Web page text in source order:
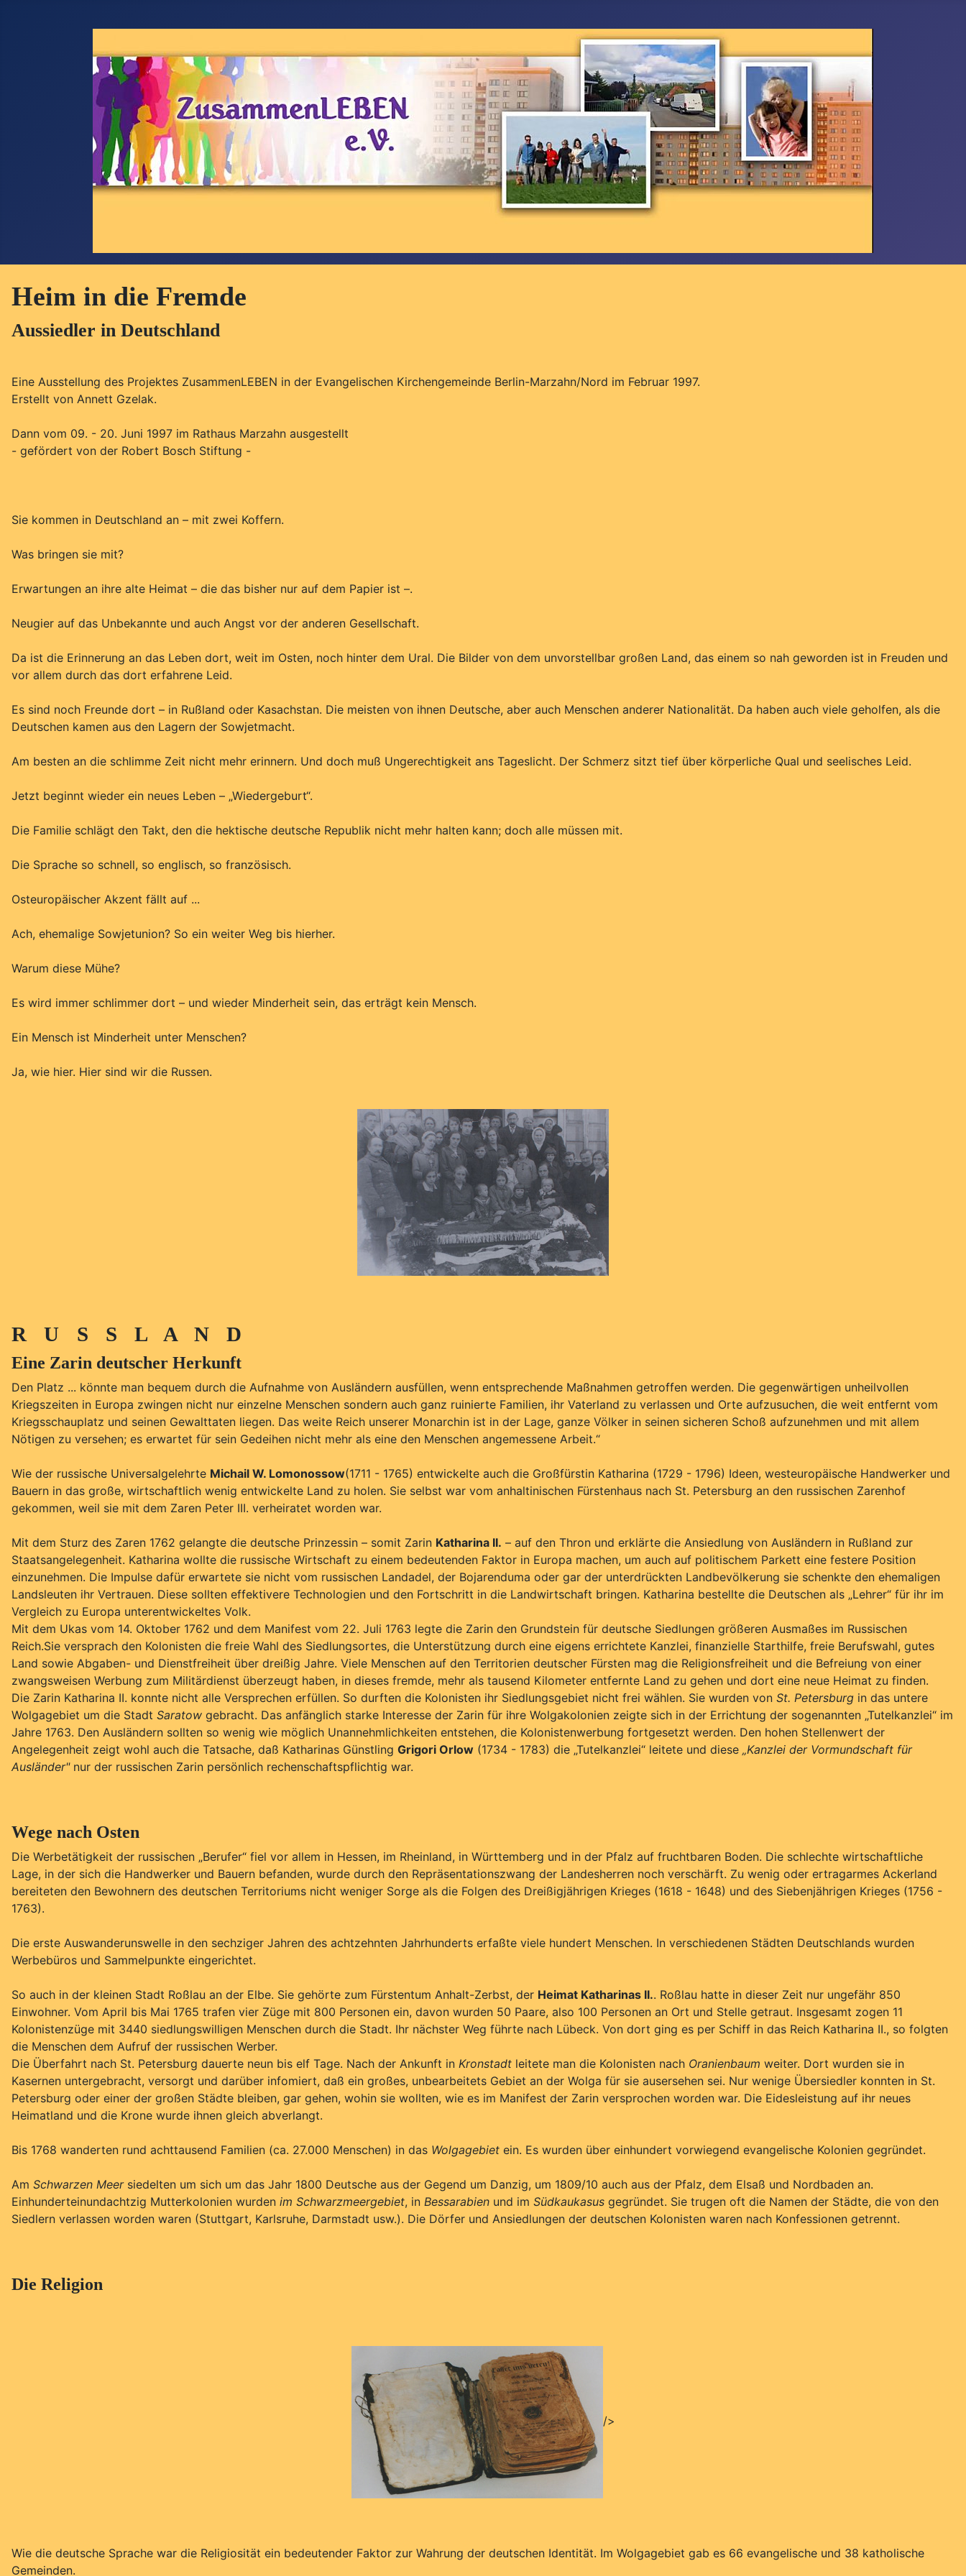
Heim in die Fremde
Aussiedler in Deutschland
Eine Ausstellung des Projektes ZusammenLEBEN in der Evangelischen Kirchengemeinde Berlin-Marzahn/Nord im Februar 1997.
Erstellt von Annett Gzelak.
Dann vom 09. - 20. Juni 1997 im Rathaus Marzahn ausgestellt
- gefördert von der Robert Bosch Stiftung -
Sie kommen in Deutschland an – mit zwei Koffern.
Was bringen sie mit?
Erwartungen an ihre alte Heimat – die das bisher nur auf dem Papier ist –.
Neugier auf das Unbekannte und auch Angst vor der anderen Gesellschaft.
Da ist die Erinnerung an das Leben dort, weit im Osten, noch hinter dem Ural. Die Bilder von dem unvorstellbar großen Land, das einem so nah geworden ist in Freuden und
vor allem durch das dort erfahrene Leid.
Es sind noch Freunde dort – in Rußland oder Kasachstan. Die meisten von ihnen Deutsche, aber auch Menschen anderer Nationalität. Da haben auch viele geholfen, als die
Deutschen kamen aus den Lagern der Sowjetmacht.
Am besten an die schlimme Zeit nicht mehr erinnern. Und doch muß Ungerechtigkeit ans Tageslicht. Der Schmerz sitzt tief über körperliche Qual und seelisches Leid.
Jetzt beginnt wieder ein neues Leben – „Wiedergeburt“.
Die Familie schlägt den Takt, den die hektische deutsche Republik nicht mehr halten kann; doch alle müssen mit.
Die Sprache so schnell, so englisch, so französisch.
Osteuropäischer Akzent fällt auf ...
Ach, ehemalige Sowjetunion? So ein weiter Weg bis hierher.
Warum diese Mühe?
Es wird immer schlimmer dort – und wieder Minderheit sein, das erträgt kein Mensch.
Ein Mensch ist Minderheit unter Menschen?
Ja, wie hier. Hier sind wir die Russen.
R U S S L A N D
Eine Zarin deutscher Herkunft
Den Platz ... könnte man bequem durch die Aufnahme von Ausländern ausfüllen, wenn entsprechende Maßnahmen getroffen werden. Die gegenwärtigen unheilvollen
Kriegszeiten in Europa zwingen nicht nur einzelne Menschen sondern auch ganz ruinierte Familien, ihr Vaterland zu verlassen und Orte aufzusuchen, die weit entfernt vom
Kriegsschauplatz und seinen Gewalttaten liegen. Das weite Reich unserer Monarchin ist in der Lage, ganze Völker in seinen sicheren Schoß aufzunehmen und mit allem
Nötigen zu versehen; es erwartet für sein Gedeihen nicht mehr als eine den Menschen angemessene Arbeit.“
Wie der russische Universalgelehrte Michail W. Lomonossow(1711 - 1765) entwickelte auch die Großfürstin Katharina (1729 - 1796) Ideen, westeuropäische Handwerker und
Bauern in das große, wirtschaftlich wenig entwickelte Land zu holen. Sie selbst war vom anhaltinischen Fürstenhaus nach St. Petersburg an den russischen Zarenhof
gekommen, weil sie mit dem Zaren Peter III. verheiratet worden war.
Mit dem Sturz des Zaren 1762 gelangte die deutsche Prinzessin – somit Zarin Katharina II. – auf den Thron und erklärte die Ansiedlung von Ausländern in Rußland zur
Staatsangelegenheit. Katharina wollte die russische Wirtschaft zu einem bedeutenden Faktor in Europa machen, um auch auf politischem Parkett eine festere Position
einzunehmen. Die Impulse dafür erwartete sie nicht vom russischen Landadel, der Bojarenduma oder gar der unterdrückten Landbevölkerung sie schenkte den ehemaligen
Landsleuten ihr Vertrauen. Diese sollten effektivere Technologien und den Fortschritt in die Landwirtschaft bringen. Katharina bestellte die Deutschen als „Lehrer“ für ihr im
Vergleich zu Europa unterentwickeltes Volk.
Mit dem Ukas vom 14. Oktober 1762 und dem Manifest vom 22. Juli 1763 legte die Zarin den Grundstein für deutsche Siedlungen größeren Ausmaßes im Russischen
Reich.Sie versprach den Kolonisten die freie Wahl des Siedlungsortes, die Unterstützung durch eine eigens errichtete Kanzlei, finanzielle Starthilfe, freie Berufswahl, gutes
Land sowie Abgaben- und Dienstfreiheit über dreißig Jahre. Viele Menschen auf den Territorien deutscher Fürsten mag die Religionsfreiheit und die Befreiung von einer
zwangsweisen Werbung zum Militärdienst überzeugt haben, in dieses fremde, mehr als tausend Kilometer entfernte Land zu gehen und dort eine neue Heimat zu finden.
Die Zarin Katharina II. konnte nicht alle Versprechen erfüllen. So durften die Kolonisten ihr Siedlungsgebiet nicht frei wählen. Sie wurden von St. Petersburg in das untere
Wolgagebiet um die Stadt Saratow gebracht. Das anfänglich starke Interesse der Zarin für ihre Wolgakolonien zeigte sich in der Errichtung der sogenannten „Tutelkanzlei“ im
Jahre 1763. Den Ausländern sollten so wenig wie möglich Unannehmlichkeiten entstehen, die Kolonistenwerbung fortgesetzt werden. Den hohen Stellenwert der
Angelegenheit zeigt wohl auch die Tatsache, daß Katharinas Günstling Grigori Orlow (1734 - 1783) die „Tutelkanzlei“ leitete und diese „Kanzlei der Vormundschaft für
Ausländer"nur der russischen Zarin persönlich rechenschaftspflichtig war.
Wege nach Osten
Die Werbetätigkeit der russischen „Berufer“ fiel vor allem in Hessen, im Rheinland, in Württemberg und in der Pfalz auf fruchtbaren Boden. Die schlechte wirtschaftliche
Lage, in der sich die Handwerker und Bauern befanden, wurde durch den Repräsentationszwang der Landesherren noch verschärft. Zu wenig oder ertragarmes Ackerland
bereiteten den Bewohnern des deutschen Territoriums nicht weniger Sorge als die Folgen des Dreißigjährigen Krieges (1618 - 1648) und des Siebenjährigen Krieges (1756 -
1763).
Die erste Auswanderunswelle in den sechziger Jahren des achtzehnten Jahrhunderts erfaßte viele hundert Menschen. In verschiedenen Städten Deutschlands wurden
Werbebüros und Sammelpunkte eingerichtet.
So auch in der kleinen Stadt Roßlau an der Elbe. Sie gehörte zum Fürstentum Anhalt-Zerbst, der Heimat Katharinas II.. Roßlau hatte in dieser Zeit nur ungefähr 850
Einwohner. Vom April bis Mai 1765 trafen vier Züge mit 800 Personen ein, davon wurden 50 Paare, also 100 Personen an Ort und Stelle getraut. Insgesamt zogen 11
Kolonistenzüge mit 3440 siedlungswilligen Menschen durch die Stadt. Ihr nächster Weg führte nach Lübeck. Von dort ging es per Schiff in das Reich Katharina II., so folgten
die Menschen dem Aufruf der russischen Werber.
Die Überfahrt nach St. Petersburg dauerte neun bis elf Tage. Nach der Ankunft in Kronstadt leitete man die Kolonisten nach Oranienbaum weiter. Dort wurden sie in
Kasernen untergebracht, versorgt und darüber infomiert, daß ein großes, unbearbeitets Gebiet an der Wolga für sie ausersehen sei. Nur wenige Übersiedler konnten in St.
Petersburg oder einer der großen Städte bleiben, gar gehen, wohin sie wollten, wie es im Manifest der Zarin versprochen worden war. Die Eidesleistung auf ihr neues
Heimatland und die Krone wurde ihnen gleich abverlangt.
Bis 1768 wanderten rund achttausend Familien (ca. 27.000 Menschen) in das Wolgagebiet ein. Es wurden über einhundert vorwiegend evangelische Kolonien gegründet.
Am Schwarzen Meersiedelten um sich um das Jahr 1800 Deutsche aus der Gegend um Danzig, um 1809/10 auch aus der Pfalz, dem Elsaß und Nordbaden an.
Einhunderteinundachtzig Mutterkolonien wurden im Schwarzmeergebiet, in Bessarabien und im Südkaukasus gegründet. Sie trugen oft die Namen der Städte, die von den
Siedlern verlassen worden waren (Stuttgart, Karlsruhe, Darmstadt usw.). Die Dörfer und Ansiedlungen der deutschen Kolonisten waren nach Konfessionen getrennt.
Die Religion
/>
Wie die deutsche Sprache war die Religiosität ein bedeutender Faktor zur Wahrung der deutschen Identität. Im Wolgagebiet gab es 66 evangelische und 38 katholische
Gemeinden.